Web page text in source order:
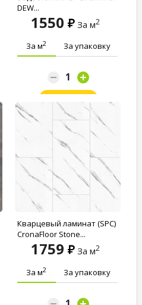
DEW...
1550 За м2
За м2 За упаковку
Кварцевый ламинат (SPC)
CronaFloor Stone...
1759 За м2
За м2 За упаковку